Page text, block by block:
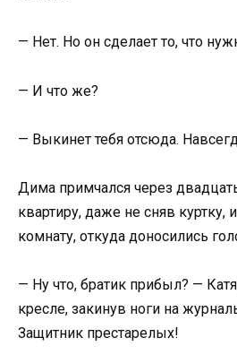
— Нет. Но он сделает то, что
— И что же?
— Выкинет тебя отсюда.
Дима примчался через
квартиру, даже не сняв куртку,
комнату, откуда доносились
— Ну что, братик прибыл? —
кресле, закинув ноги на
Защитник престарелых!